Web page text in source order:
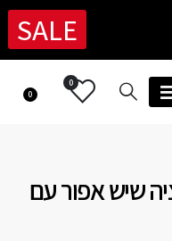
SALE
0
0
שיש אפור עם